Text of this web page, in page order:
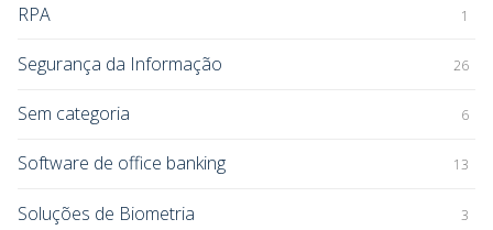
RPA 1
Segurança da Informação 26
Sem categoria 6
Software de office banking 13
Soluções de Biometria 3